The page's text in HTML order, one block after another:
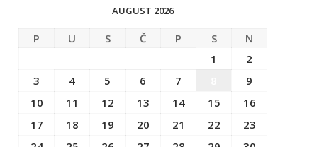
AUGUST 2026
P U S Č P S
N
1
2
3
4 5 6 7
9
10
11 12 13 14 15
16
17
18 19 20 21 22
23